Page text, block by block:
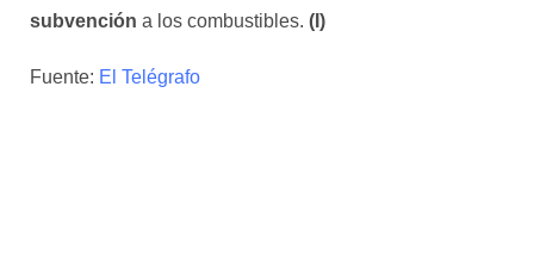
subvención a los combustibles. (I)
Fuente: El Telégrafo